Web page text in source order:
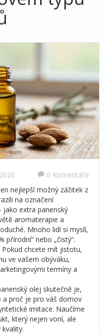
0 Komentáře
nejlepší možný zážitek z
na označení
jako extra panenský
aromaterapie a
Mnoho lidí si myslí,
přírodní“ nebo „čistý“.
chcete mít jistotu,
ve vašem obýváku,
termíny a
olej skutečně je,
a proč je pro váš domov
imitace. Naučíme
který nejen voní, ale